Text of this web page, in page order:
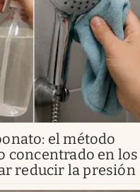
el método
concentrado en los
reducir la presión